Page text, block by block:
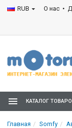
RUB О нас
КАТАЛОГ
Главная Somfy